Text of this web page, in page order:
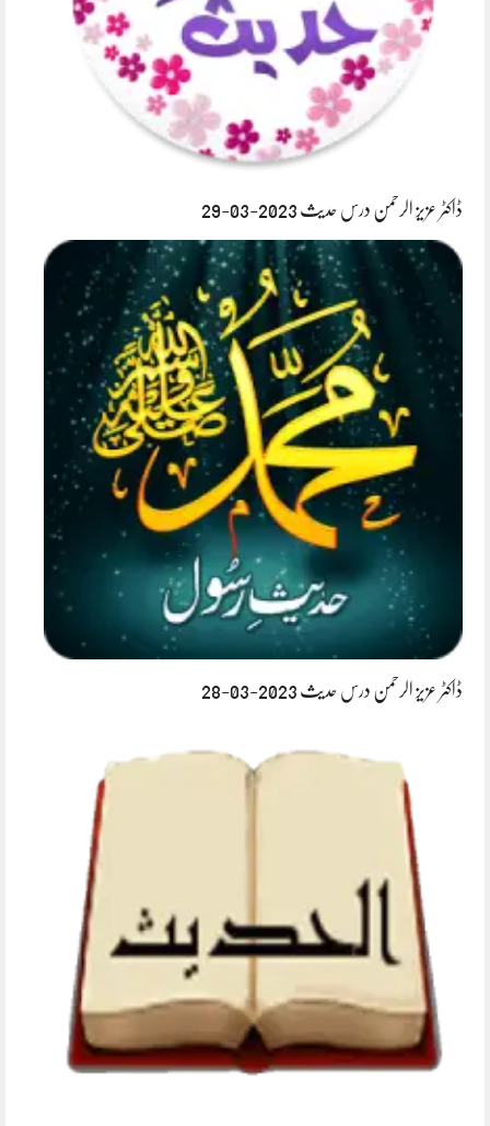
ڈاکٹر عزیز الرحمن درس حدیث 2023-03-29
ڈاکٹر عزیز الرحمن درس حدیث 2023-03-28